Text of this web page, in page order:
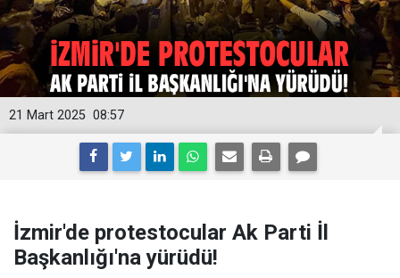
08:57
21 Mart 2025
İzmir'de protestocular Ak Parti İl
Başkanlığı'na yürüdü!